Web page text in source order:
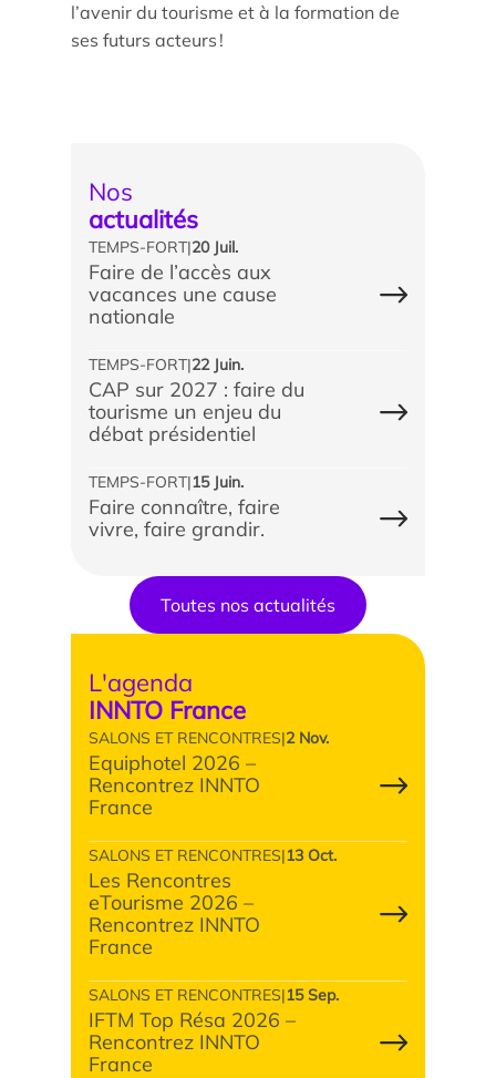
Les enjeux de l’égalité femmes-hommes dans les
l’avenir du tourisme et à la formation de
ses futurs acteurs !
Nos
actualités
TEMPS-FORT|20 Juil.
Faire de l’accès aux
vacances une cause
nationale
TEMPS-FORT|22 Juin.
CAP sur 2027 : faire du
tourisme un enjeu du
débat présidentiel
TEMPS-FORT|15 Juin.
Faire connaître, faire
vivre, faire grandir.
Toutes nos actualités
L'agenda
INNTO France
SALONS ET RENCONTRES|2 Nov.
Equiphotel 2026 –
Rencontrez INNTO
France
SALONS ET RENCONTRES|13 Oct.
Les Rencontres
eTourisme 2026 –
Rencontrez INNTO
France
SALONS ET RENCONTRES|15 Sep.
IFTM Top Résa 2026 –
Rencontrez INNTO
France